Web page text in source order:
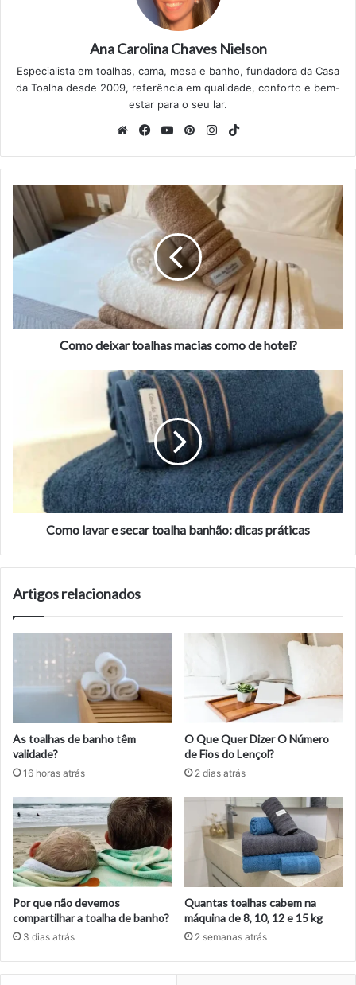
Ana Carolina Chaves Nielson
Especialista em toalhas, cama, mesa e banho, fundadora da Casa
da Toalha desde 2009, referência em qualidade, conforto e bem-
estar para o seu lar.
WebsiteFacebook
YouTubePinterestInstagram
Como
deixar
toalhas
macias
como
hotel?
Como deixar toalhas macias como de hotel?
toalha
práticas
Como lavar e secar toalha banhão: dicas práticas
Artigos relacionados
As toalhas de banho têm
validade?
16 horas atrás
O Que Quer Dizer O Número
de Fios do Lençol?
2 dias atrás
Por que não devemos
compartilhar a toalha de banho?
3 dias atrás
Quantas toalhas cabem na
máquina de 8, 10, 12 e 15 kg
2 semanas atrás